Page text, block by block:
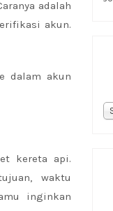
adalah
akun.
dalam akun
kereta api.
waktu
inginkan